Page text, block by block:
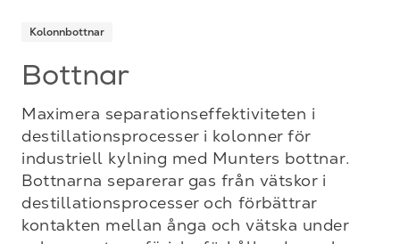
Kolonnbottnar
Bottnar
Maximera separationseffektiviteten i
destillationsprocesser i kolonner för
industriell kylning med Munters bottnar.
Bottnarna separerar gas från vätskor i
destillationsprocesser och förbättrar
kontakten mellan ånga och vätska under